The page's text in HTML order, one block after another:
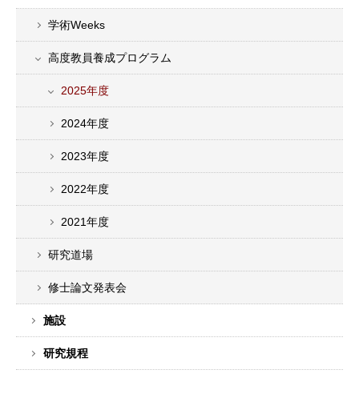
学術Weeks
高度教員養成プログラム
2025年度
2024年度
2023年度
2022年度
2021年度
研究道場
修士論文発表会
施設
研究規程